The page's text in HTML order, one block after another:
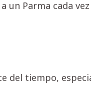
Parma cada
del tiempo,